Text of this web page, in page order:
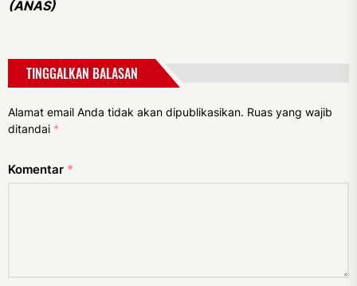
(ANAS)
TINGGALKAN BALASAN
Alamat email Anda tidak akan dipublikasikan. Ruas yang wajib
ditandai *
Komentar *